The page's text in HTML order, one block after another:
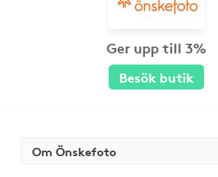
Ger upp till 3%
Besök butik
Om Önskefoto